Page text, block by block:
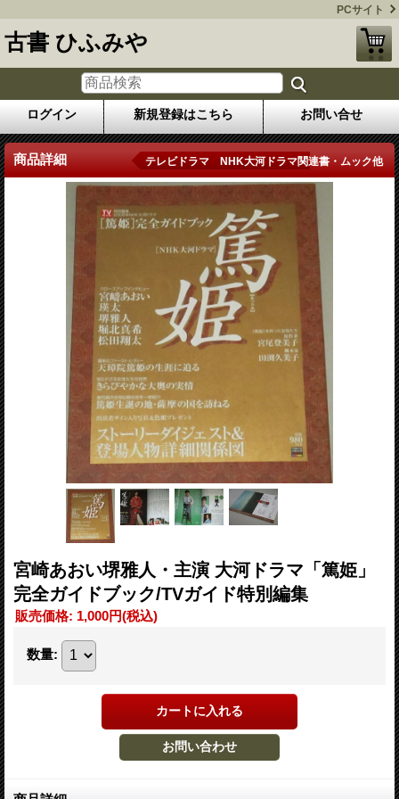
PCサイト
古書 ひふみや
ログイン 新規登録はこちら お問い合せ
商品詳細 テレビドラマ NHK大河ドラマ関連書・ムック他
宮崎あおい堺雅人・主演 大河ドラマ「篤姫」
完全ガイドブック/TVガイド特別編集
販売価格: 1,000円(税込)
数量: